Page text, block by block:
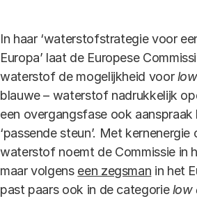
In haar ‘waterstofstrategie voor
Europa’ laat de Europese
waterstof de mogelijkheid voor
blauwe – waterstof nadrukkelijk
een overgangsfase ook aanspraak
‘passende steun’. Met
waterstof noemt de Commissie in
maar volgens een zegsman in het
past paars ook in de categorielow